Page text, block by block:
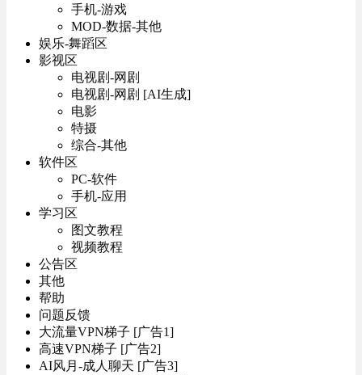
手机-游戏
MOD-数据-其他
娱乐-舞蹈区
影视区
电视剧-网剧
电视剧-网剧 [AI生成]
电影
特摄
综合-其他
软件区
PC-软件
手机-应用
学习区
图文教程
视频教程
公告区
其他
帮助
问题反馈
大流量VPN梯子 [广告1]
高速VPN梯子 [广告2]
AI风月-成人聊天 [广告3]